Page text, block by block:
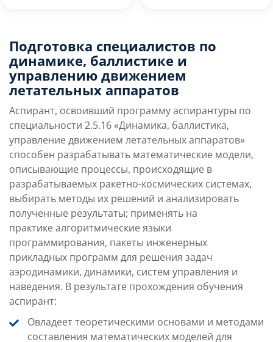
Условия поступления направления
Учебная программа
Подготовка специалистов по
динамике, баллистике и
управлению движением
летательных аппаратов
Аспирант, освоивший программуаспирантуры по
специальности 2.5.16 «Динамика, баллистика,
управление движением летательных аппаратов»
способен разрабатывать математические модели,
описывающие процессы, происходящие в
разрабатываемых ракетно-космических системах,
выбирать методы их решений и анализировать
полученные результаты; применять на
практике алгоритмические языки
программирования, пакеты инженерных
прикладных программ для решения задач
аэродинамики, динамики, систем управления и
наведения. В результате прохождения обучения
аспирант:
Овладеет теоретическими основами и методами
составления математических моделей для